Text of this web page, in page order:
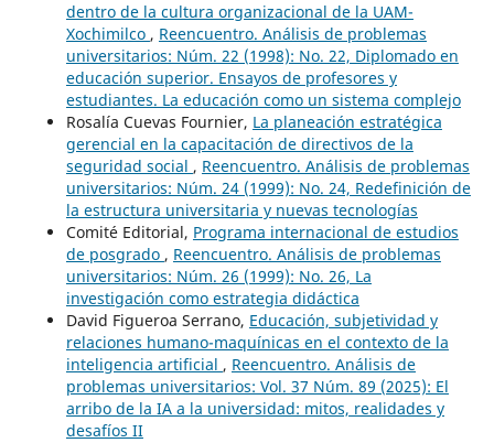
dentro de la cultura organizacional de la UAM-
Xochimilco , Reencuentro. Análisis de problemas
universitarios: Núm. 22 (1998): No. 22, Diplomado en
educación superior. Ensayos de profesores y
estudiantes. La educación como un sistema complejo
Rosalía Cuevas Fournier, La planeación estratégica
gerencial en la capacitación de directivos de la
seguridad social , Reencuentro. Análisis de problemas
universitarios: Núm. 24 (1999): No. 24, Redefinición de
la estructura universitaria y nuevas tecnologías
Comité Editorial, Programa internacional de estudios
de posgrado , Reencuentro. Análisis de problemas
universitarios: Núm. 26 (1999): No. 26, La
investigación como estrategia didáctica
David Figueroa Serrano, Educación, subjetividad y
relaciones humano-maquínicas en el contexto de la
inteligencia artificial , Reencuentro. Análisis de
problemas universitarios: Vol. 37 Núm. 89 (2025): El
arribo de la IA a la universidad: mitos, realidades y
desafíos II